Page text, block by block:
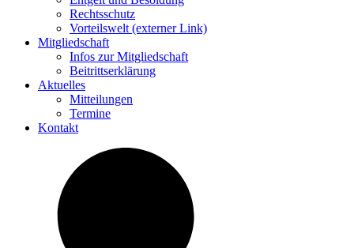
Rechts­schutz
Vorteils­welt (externer Link)
Mitglied­schaft
Infos zur Mitgliedschaft
Beitritts­er­klä­rung
Aktu­elles
Mittei­lungen
Termine
Kontakt